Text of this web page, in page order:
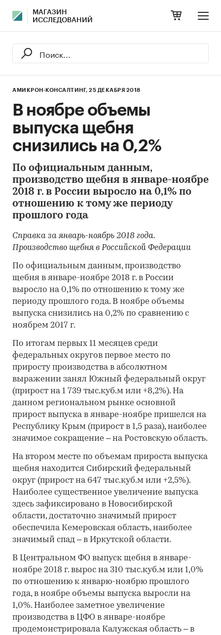
МАГАЗИН
ИССЛЕДОВАНИЙ
АМИКРОН-КОНСАЛТИНГ, 25 ДЕКАБРЯ 2018
В ноябре объемы
выпуска щебня
снизились на 0,2%
По официальным данным,
производство щебня в январе-ноябре
2018 г. в России выросло на 0,1% по
отношению к тому же периоду
прошлого года
Справка за январь-ноябрь 2018 года.
Производство щебня в Российской Федерации
По официальным данным, производство
щебня в январе-ноябре 2018 г. в России
выросло на 0,1% по отношению к тому же
периоду прошлого года. В ноябре объемы
выпуска снизились на 0,2% по сравнению с
ноябрем 2017 г.
По итогам первых 11 месяцев среди
федеральных округов первое место по
приросту производства в абсолютном
выражении занял Южный федеральный округ
(прирост на 1 739 тыс.куб.м или +8,2%). На
данном региональном рынке основной
прирост выпуска в январе-ноябре пришелся на
Республику Крым (прирост в 1,5 раза), наиболее
значимое сокращение – на Ростовскую область.
На втором месте по объемам прироста выпуска
щебня находится Сибирский федеральный
округ (прирост на 647 тыс.куб.м или +2,5%).
Наиболее существенное увеличение выпуска
здесь зафиксировано в Новосибирской
области, достаточно значимый прирост
обеспечила Кемеровская область, наиболее
значимый спад – в Иркутской области.
В Центральном ФО выпуск щебня в январе-
ноябре 2018 г. вырос на 310 тыс.куб.м или 1,0%
по отношению к январю-ноябрю прошлого
года, в ноябре объемы выпуска выросли на
1,0%. Наиболее заметное увеличение
производства в ЦФО в январе-ноябре
продемонстрировала Калужская область – в